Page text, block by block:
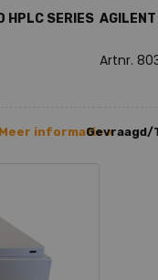
HPLC SERIES
Meer informatie >
Artnr.
Gevraagd/